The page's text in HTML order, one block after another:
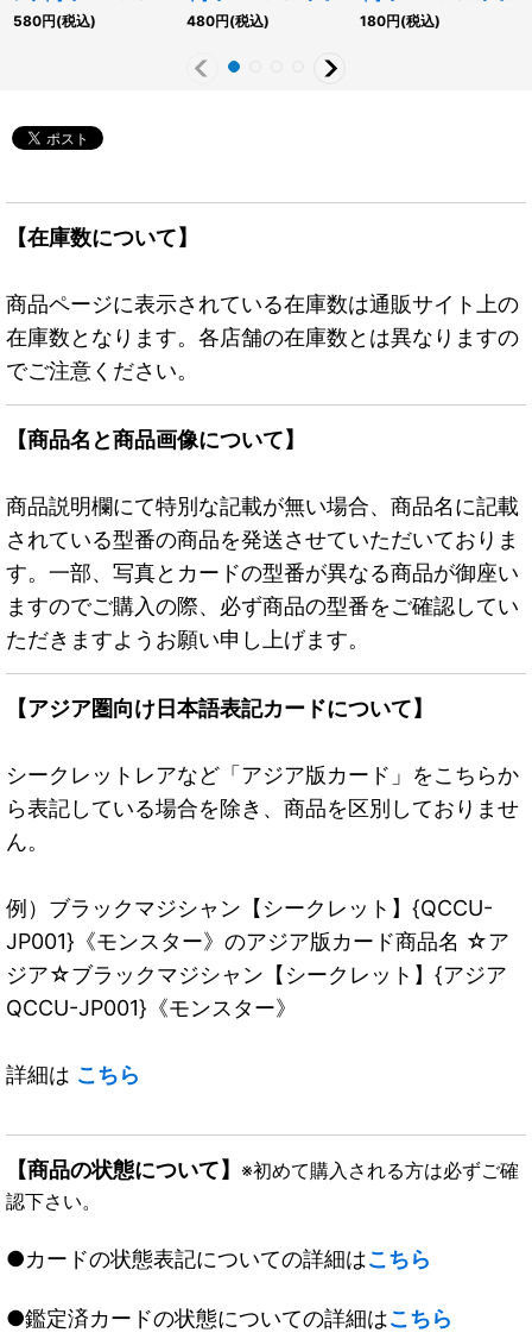
《魔法》
580円(税込)
法》
480円(税込)
法》
180円(税込)
【在庫数について】
商品ページに表示されている在庫数は通販サイト上の
在庫数となります。各店舗の在庫数とは異なりますの
でご注意ください。
【商品名と商品画像について】
商品説明欄にて特別な記載が無い場合、商品名に記載
されている型番の商品を発送させていただいておりま
す。一部、写真とカードの型番が異なる商品が御座い
ますのでご購入の際、必ず商品の型番をご確認してい
ただきますようお願い申し上げます。
【アジア圏向け日本語表記カードについて】
シークレットレアなど「アジア版カード」をこちらか
ら表記している場合を除き、商品を区別しておりませ
ん。
例）ブラックマジシャン【シークレット】{QCCU-
JP001}《モンスター》のアジア版カード商品名 ☆ア
ジア☆ブラックマジシャン【シークレット】{アジア
QCCU-JP001}《モンスター》
詳細は こちら
【商品の状態について】 ※初めて購入される方は必ずご確
認下さい。
●カードの状態表記についての詳細はこちら
●鑑定済カードの状態についての詳細はこちら